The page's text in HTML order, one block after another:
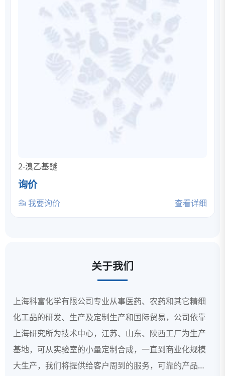
2-溴乙基醚
询价
我要询价 查看详细
关于我们
上海科富化学有限公司专业从事医药、农药和其它精细
化工品的研发、生产及定制生产和国际贸易，公司依靠
上海研究所为技术中心，江苏、山东、陕西工厂为生产
基地，可从实验室的小量定制合成，一直到商业化规模
大生产，我们将提供给客户周到的服务，可靠的产品，